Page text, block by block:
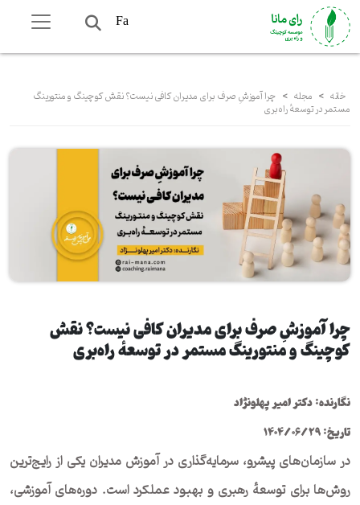
Fa
خانه > مجله > چرا آموزشِ صرف برای مدیران کافی نیست؟ نقش کوچینگ و منتورینگ
مستمر در توسعهٔ راه‌بری
چرا آموزشِ صرف برای مدیران کافی نیست؟ نقش
کوچینگ و منتورینگ مستمر در توسعهٔ راه‌بری
نگارنده: دکتر امیر پهلونژاد
تاریخ: 1404/06/29
در سازمان‌های پیشرو، سرمایه‌گذاری در آموزش مدیران یکی از رایج‌ترین
روش‌ها برای توسعهٔ رهبری و بهبود عملکرد است. دوره‌های آموزشی،